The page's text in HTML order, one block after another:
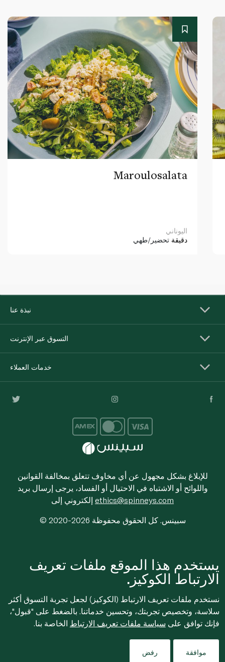
Maroulosalata
اليوناني
دقيقة تحضير/طهي
نبذة عنا
التسوق عبر الإنترنت
خدمات العملاء
للإبلاغ بشكل مجهول عن أي مخاوف تتعلق بمخالفة القوانين
واللوائح أو الاشتباه في الاحتيال أو الفساد، يرجى إرسال بريد
ethics@spinneys.com
© 2020-2026 سبينس. كل الحقوق محفوظة
يستخدم هذا الموقع ملفات تعريف
الارتباط الكوكيز.
نستخدم ملفات تعريف الارتباط (الكوكيز) لجعل تجربة التسوق أكثر
سلاسة، وتخصيص تجربتك، وتحسين خدماتنا. بالضغط على "قبول"،
فإنك توافق على سياسة ملفات تعريف الارتباط الخاصة بنا.
موافقة رفض